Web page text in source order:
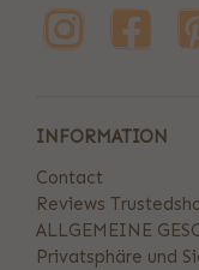
INFORMATION
Contact
Reviews
ALLGEMEINE
Privatsphäre und